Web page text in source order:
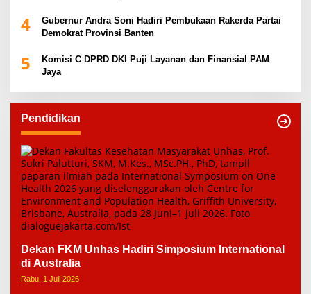
4
Gubernur Andra Soni Hadiri Pembukaan Rakerda Partai
Demokrat Provinsi Banten
5
Komisi C DPRD DKI Puji Layanan dan Finansial PAM
Jaya
Pendidikan
Dekan FKM Unhas Hadiri Simposium International
di Australia
Rabu, 1 Juli 2026